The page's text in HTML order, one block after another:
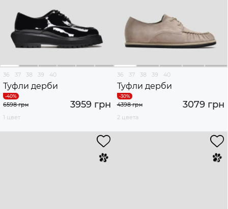
36 37 38 39 40
Туфли дерби
3959 грн
6598 грн
1 цвет
36 37 38 39 40
Туфли дерби
3079 грн
4398 грн
2 цвета